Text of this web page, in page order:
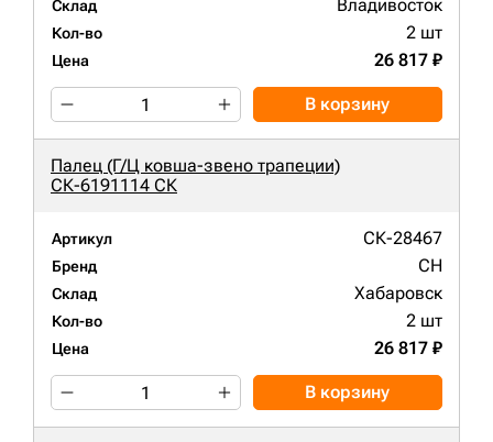
Склад Владивосток
Кол-во 2 шт
Цена 26 817 ₽
В корзину
Палец (Г/Ц ковша-звено трапеции)
СК-6191114 СК
Артикул СК-28467
Бренд CH
Склад Хабаровск
Кол-во 2 шт
Цена 26 817 ₽
В корзину